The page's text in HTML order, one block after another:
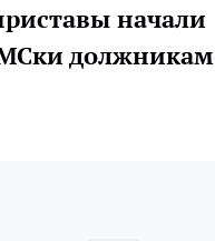
начали
должникам